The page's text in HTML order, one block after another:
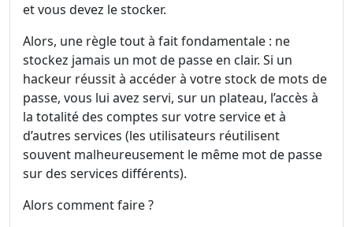
et vous devez le stocker.
Alors, une règle tout à fait fondamentale : ne
stockez jamais un mot de passe en clair. Si un
hackeur réussit à accéder à votre stock de mots de
passe, vous lui avez servi, sur un plateau, l’accès à
la totalité des comptes sur votre service et à
d’autres services (les utilisateurs réutilisent
souvent malheureusement le même mot de passe
sur des services différents).
Alors comment faire ?